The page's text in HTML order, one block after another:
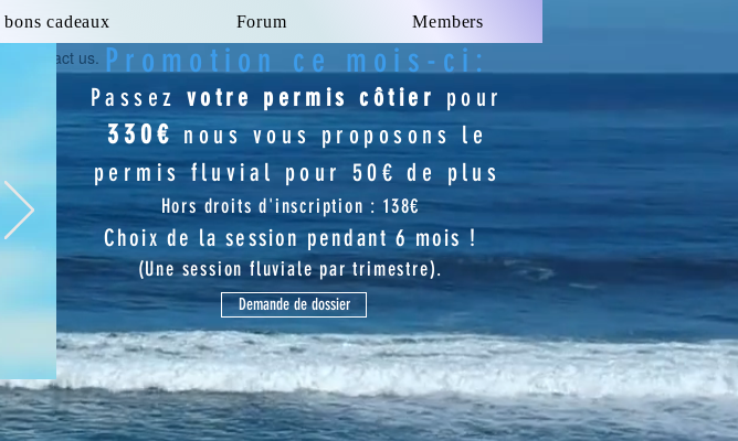
and refresh
contact us. Promotion ce mois-ci :
Passez votre permiscôtier pour
330€ nous vous proposons le
permisfluvial pour 50€ de plus
Hors droits d'inscription : 138€
Choix de la session pendant 6 mois !
(Une session fluviale par trimestre).
Demande de dossier
cadeaux Forum Members